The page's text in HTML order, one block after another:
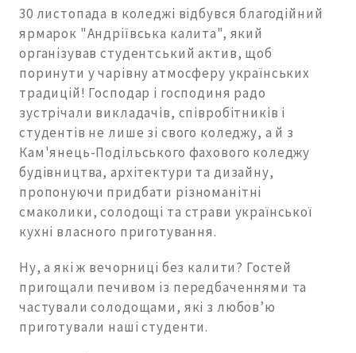
30 листопада в коледжі відбувся благодійний
ярмарок "Андріївська калита", який
організував студентський актив, щоб
поринути у чарівну атмосферу українських
традицій! Господар і господиня радо
зустрічали викладачів, співробітників і
студентів не лише зі свого коледжу, а й з
Кам'янець-Подільського фахового коледжу
будівництва, архітектури та дизайну,
пропонуючи придбати різноманітні
смаколики, солодощі та страви української
кухні власного приготування.
Ну, а які ж вечорниці без калити? Гостей
пригощали печивом із передбаченнями та
частували солодощами, які з любов’ю
приготували наші студенти.